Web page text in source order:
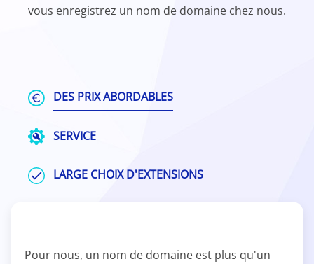
vous enregistrez un nom de domaine chez nous.
DES PRIX ABORDABLES
SERVICE
LARGE CHOIX D'EXTENSIONS
Pour nous, un nom de domaine est plus qu'un